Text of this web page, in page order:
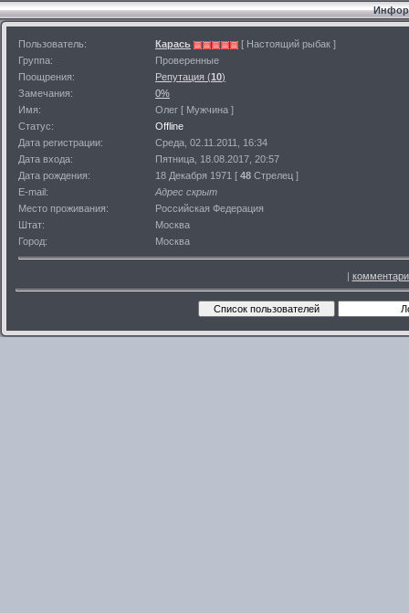
Пользователь: Карась
[ Настоящий рыбак ]
Группа:
Проверенные
Поощрения:
Репутация (10)
Замечания:
0%
Имя:
Олег [ Мужчина ]
Статус:
Offline
Дата регистрации:
Среда, 02.11.2011, 16:34
Дата входа:
Пятница, 18.08.2017, 20:57
Дата рождения:
18 Декабря 1971 [ 48 Стрелец ]
E-mail:
Адрес скрыт
Место проживания:
Российская Федерация
Штат:
Москва
Город:
Москва
|